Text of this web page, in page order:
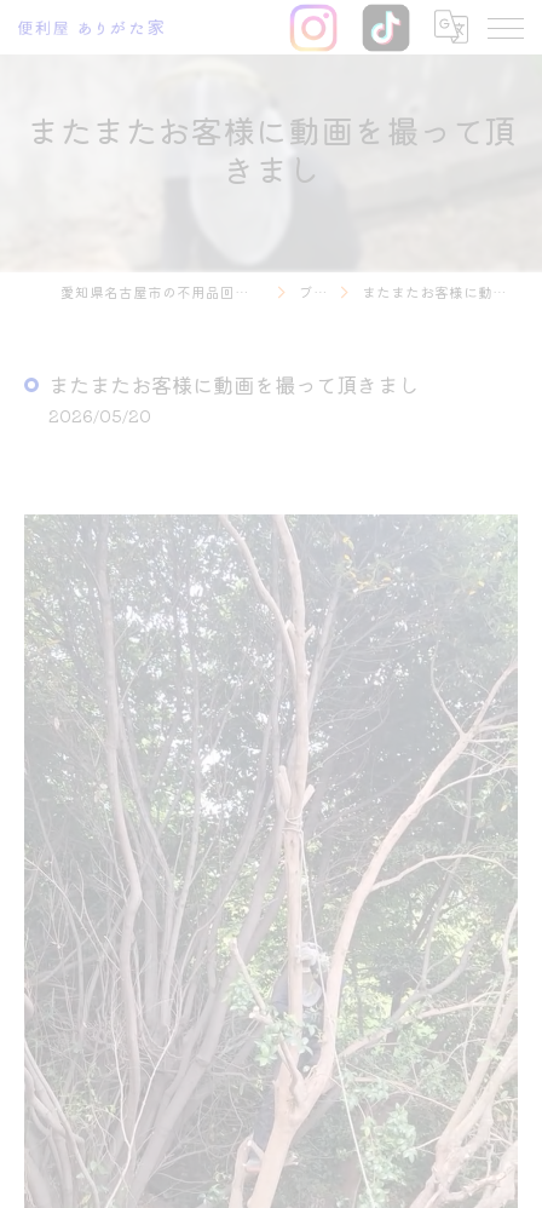
またまたお客様に動画を撮って頂
きまし
愛知県名古屋市の不用品回収なら便利屋 ありがた家 ブログ またまたお客様に動画を撮って頂きまし
またまたお客様に動画を撮って頂きまし
2026/05/20